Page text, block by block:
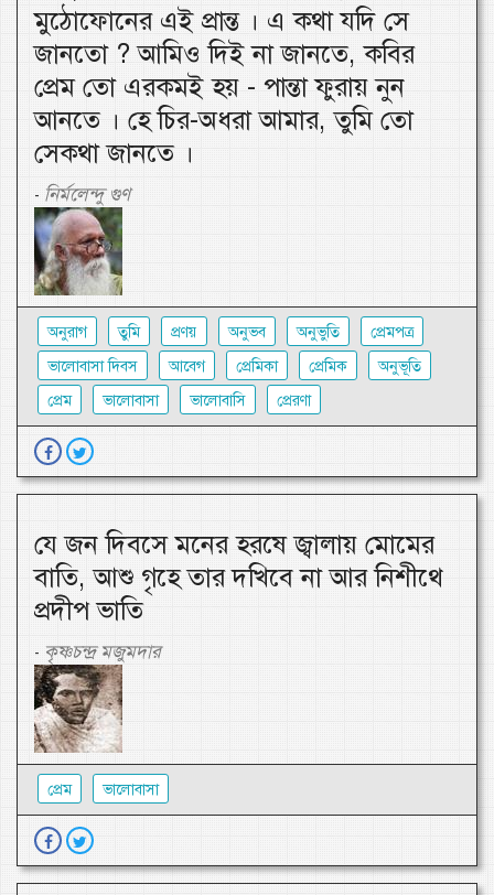
মুঠোফোনের এই প্রান্ত । এ কথা যদি সে
জানতো ? আমিও দিই না জানতে, কবির
প্রেম তো এরকমই হয় - পান্তা ফুরায় নুন
আনতে । হে চির-অধরা আমার, তুমি তো
সেকথা জানতে ।
- নির্মলেন্দু গুণ
অনুরাগ তুমি প্রণয় অনুভব অনুভুতি
প্রেমপত্র
ভালোবাসা দিবস
আবেগ প্রেমিকা প্রেমিক
অনুভূতি
প্রেম
ভালোবাসা ভালোবাসি প্রেরণা
যে জন দিবসে মনের হরষে জ্বালায় মোমের
বাতি, আশু গৃহে তার দখিবে না আর নিশীথে
প্রদীপ ভাতি
- কৃষ্ণচন্দ্র মজুমদার
প্রেম ভালোবাসা